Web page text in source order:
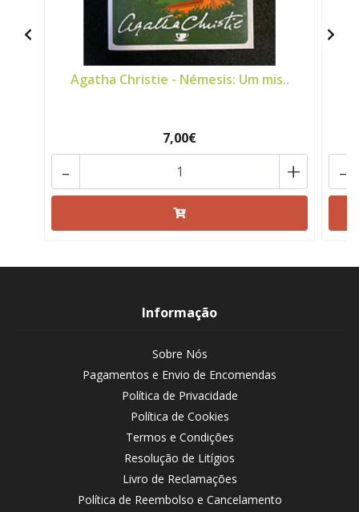
Agatha Christie - Némesis: Um mis..
7,00€
+
- -
Informação
Sobre Nós
Pagamentos e Envio de Encomendas
Política de Privacidade
Política de Cookies
Termos e Condições
Resolução de Litígios
Livro de Reclamações
Política de Reembolso e Cancelamento